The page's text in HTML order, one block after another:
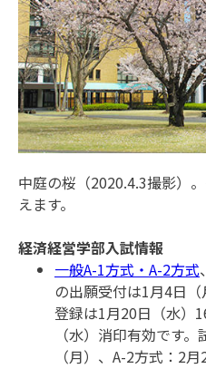
中庭の桜（2020.4.3撮影）
えます。
経済経営学部入試情報
一般A-1方式・A-2方式、
の出願受付は1月4日
登録は1月20日（水）
（水）消印有効です
（月）、A-2方式：2